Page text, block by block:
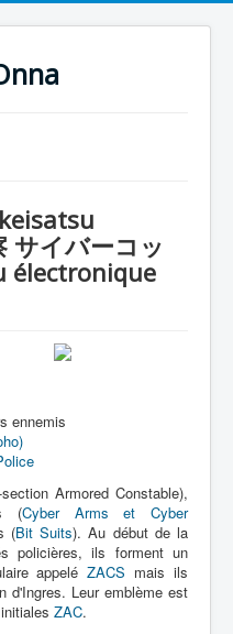
(電脳 警
= Police
Cybercop
サイバーコッ
électronique
ennemis
Armored Constable),
(Cyber Arms et Cyber
(Bit Suits). Au début de la
policières, ils forment un
appeléZACS mais ils
d'Ingres. Leur emblème est
ZAC.